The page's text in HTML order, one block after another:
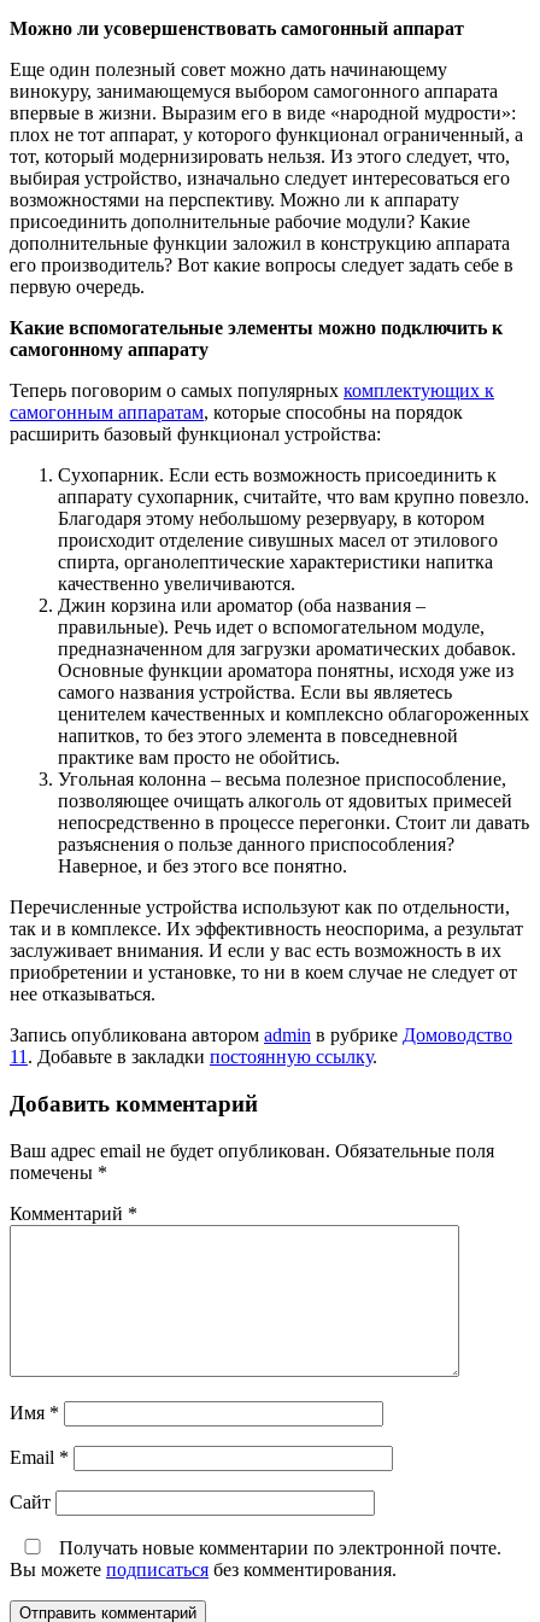
Можно ли усовершенствовать самогонный аппарат
Еще один полезный совет можно дать начинающему
винокуру, занимающемуся выбором самогонного аппарата
впервые в жизни. Выразим его в виде «народной мудрости»:
плох не тот аппарат, у которого функционал ограниченный, а
тот, который модернизировать нельзя. Из этого следует, что,
выбирая устройство, изначально следует интересоваться его
возможностями на перспективу. Можно ли к аппарату
присоединить дополнительные рабочие модули? Какие
дополнительные функции заложил в конструкцию аппарата
его производитель? Вот какие вопросы следует задать себе в
первую очередь.
Какие вспомогательные элементы можно подключить к
самогонному аппарату
Теперь поговорим о самых популярных комплектующих к
самогонным аппаратам, которые способны на порядок
расширить базовый функционал устройства:
Сухопарник. Если есть возможность присоединить к
аппарату сухопарник, считайте, что вам крупно повезло.
Благодаря этому небольшому резервуару, в котором
происходит отделение сивушных масел от этилового
спирта, органолептические характеристики напитка
качественно увеличиваются.
Джин корзина или ароматор (оба названия –
правильные). Речь идет о вспомогательном модуле,
предназначенном для загрузки ароматических добавок.
Основные функции ароматора понятны, исходя уже из
самого названия устройства. Если вы являетесь
ценителем качественных и комплексно облагороженных
напитков, то без этого элемента в повседневной
практике вам просто не обойтись.
Угольная колонна – весьма полезное приспособление,
позволяющее очищать алкоголь от ядовитых примесей
непосредственно в процессе перегонки. Стоит ли давать
разъяснения о пользе данного приспособления?
Наверное, и без этого все понятно.
Перечисленные устройства используют как по отдельности,
так и в комплексе. Их эффективность неоспорима, а результат
заслуживает внимания. И если у вас есть возможность в их
приобретении и установке, то ни в коем случае не следует от
нее отказываться.
Запись опубликована автором admin в рубрике Домоводство
11. Добавьте в закладки постоянную ссылку.
Добавить комментарий
Ваш адрес email не будет опубликован. Обязательные поля
помечены *
Комментарий *
Имя *
Email *
Сайт
Получать новые комментарии по электронной почте.
Вы можете подписаться без комментирования.